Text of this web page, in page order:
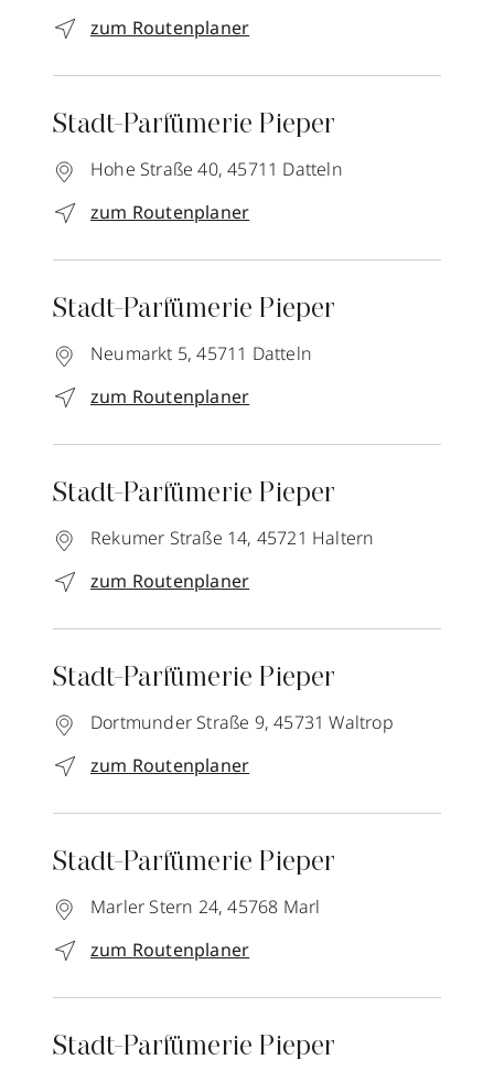
zum Routenplaner
Stadt-Parfümerie Pieper
Hohe Straße 40, 45711 Datteln
zum Routenplaner
Stadt-Parfümerie Pieper
Neumarkt 5, 45711 Datteln
zum Routenplaner
Stadt-Parfümerie Pieper
Rekumer Straße 14, 45721 Haltern
zum Routenplaner
Stadt-Parfümerie Pieper
Dortmunder Straße 9, 45731 Waltrop
zum Routenplaner
Stadt-Parfümerie Pieper
Marler Stern 24, 45768 Marl
zum Routenplaner
Stadt-Parfümerie Pieper